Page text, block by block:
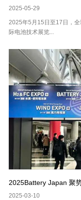
2025-05-29
2025年5月15日至17日，
际电池技术展览...
2025Battery Japan 聚
2025-03-10